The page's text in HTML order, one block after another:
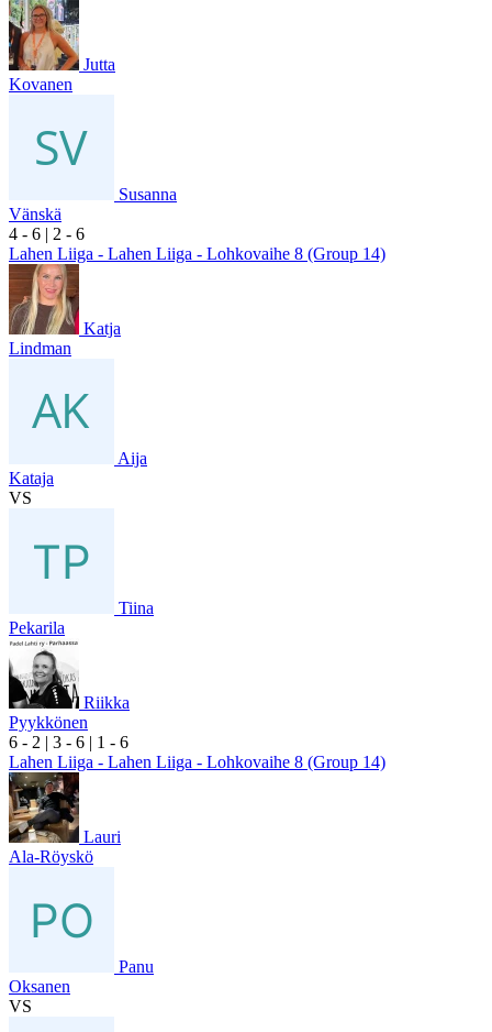
Jutta
Kovanen
Susanna
Vänskä
4 - 6 | 2 - 6
Lahen Liiga - Lahen Liiga - Lohkovaihe 8 (Group 14)
Katja
Lindman
Aija
Kataja
VS
Tiina
Pekarila
Riikka
Pyykkönen
6 - 2 | 3 - 6 | 1 - 6
Lahen Liiga - Lahen Liiga - Lohkovaihe 8 (Group 14)
Lauri
Ala-Röyskö
Panu
Oksanen
VS